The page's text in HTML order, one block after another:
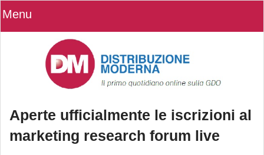
Menu
Aperte ufficialmente le iscrizioni al
marketing research forum live